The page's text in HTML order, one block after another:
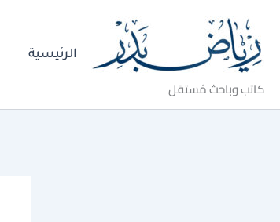
المحتوى
كاتب وباحث مُستقل
الرئيسية